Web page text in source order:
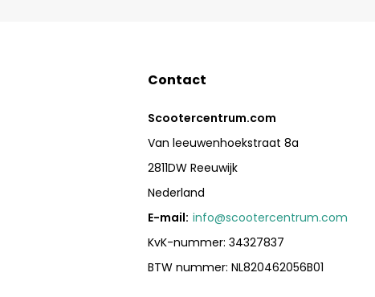
Contact
Scootercentrum.com
Van leeuwenhoekstraat 8a
2811DW Reeuwijk
Nederland
E-mail: info@scootercentrum.com
KvK-nummer: 34327837
BTW nummer: NL820462056B01